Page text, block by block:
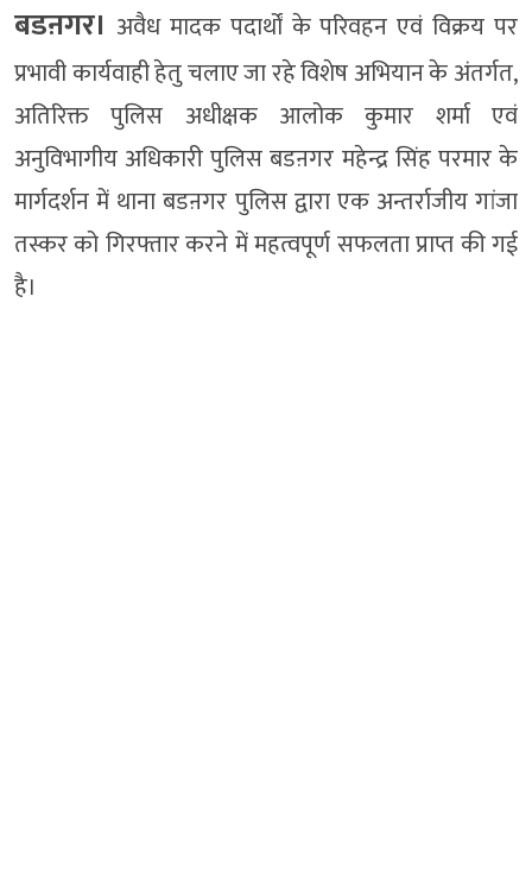
बडऩगर। अवैध मादक पदार्थों के परिवहन एवं विक्रय पर
प्रभावी कार्यवाही हेतु चलाए जा रहे विशेष अभियान के अंतर्गत,
अतिरिक्त पुलिस अधीक्षक आलोक कुमार शर्मा एवं
अनुविभागीय अधिकारी पुलिस बडऩगर महेन्द्र सिंह परमार के
मार्गदर्शन में थाना बडऩगर पुलिस द्वारा एक अन्तर्राजीय गांजा
तस्कर को गिरफ्तार करने में महत्वपूर्ण सफलता प्राप्त की गई
है।